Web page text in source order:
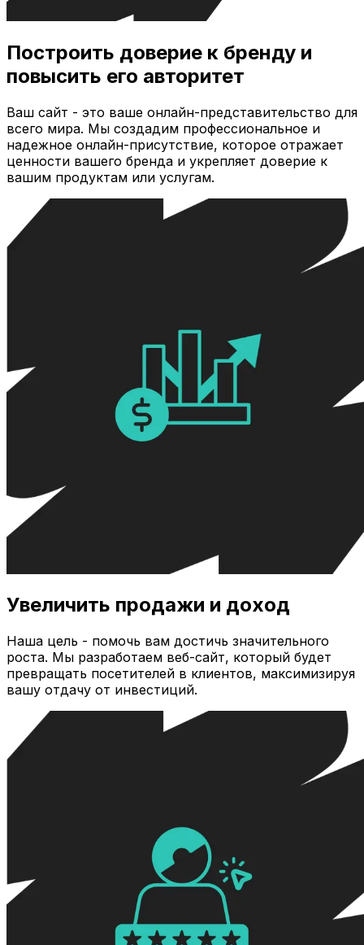
Построить доверие к бренду и
повысить его авторитет
Ваш сайт - это ваше онлайн-представительство для
всего мира. Мы создадим профессиональное и
надежное онлайн-присутствие, которое отражает
ценности вашего бренда и укрепляет доверие к
вашим продуктам или услугам.
Увеличить продажи и доход
Наша цель - помочь вам достичь значительного
роста. Мы разработаем веб-сайт, который будет
превращать посетителей в клиентов, максимизируя
вашу отдачу от инвестиций.